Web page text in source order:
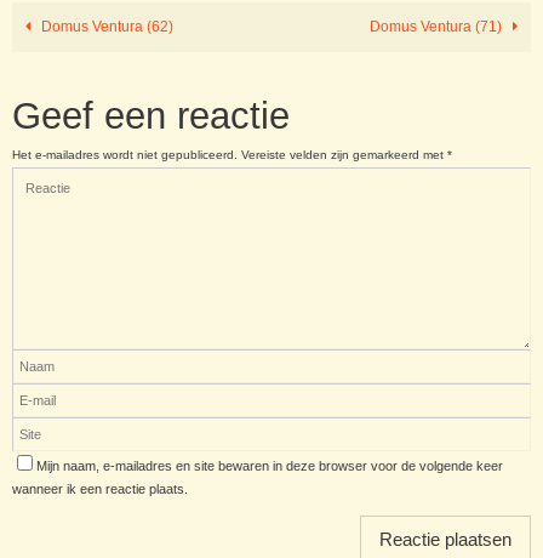
Domus Ventura (62) Domus Ventura (71)
Geef een reactie
Het e-mailadres wordt niet gepubliceerd. Vereiste velden zijn gemarkeerd met *
Mijn naam, e-mailadres en site bewaren in deze browser voor de volgende keer
wanneer ik een reactie plaats.